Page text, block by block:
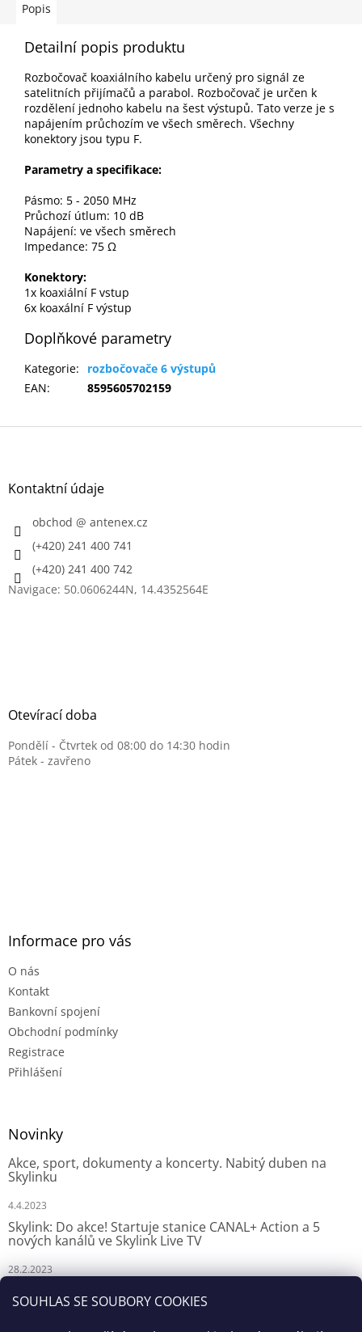
SOUHLAS SE SOUBORY COOKIES
Popis
Detailní popis produktu
Rozbočovač koaxiálního kabelu určený pro signál ze
satelitních přijímačů a parabol. Rozbočovač je určen k
rozdělení jednoho kabelu na šest výstupů. Tato verze je s
napájením průchozím ve všech směrech. Všechny
konektory jsou typu F.
Parametry a specifikace:
Pásmo: 5 - 2050 MHz
Průchozí útlum: 10 dB
Napájení: ve všech směrech
Impedance: 75 Ω
Konektory:
1x koaxiální F vstup
6x koaxální F výstup
Doplňkové parametry
Kategorie:
rozbočovače 6 výstupů
EAN: 8595605702159
Z
Kontaktní údaje
obchod @ antenex.cz
(+420) 241 400 741
(+420) 241 400 742
Navigace: 50.0606244N, 14.4352564E
Otevírací doba
Pondělí - Čtvrtek od 08:00 do 14:30 hodin
Pátek - zavřeno
Informace pro vás
O nás
Kontakt
Bankovní spojení
Obchodní podmínky
Registrace
Přihlášení
Novinky
Akce, sport, dokumenty a koncerty. Nabitý duben na
Skylinku
4.4.2023
Skylink: Do akce! Startuje stanice CANAL+ Action a 5
nových kanálů ve Skylink Live TV
28.2.2023